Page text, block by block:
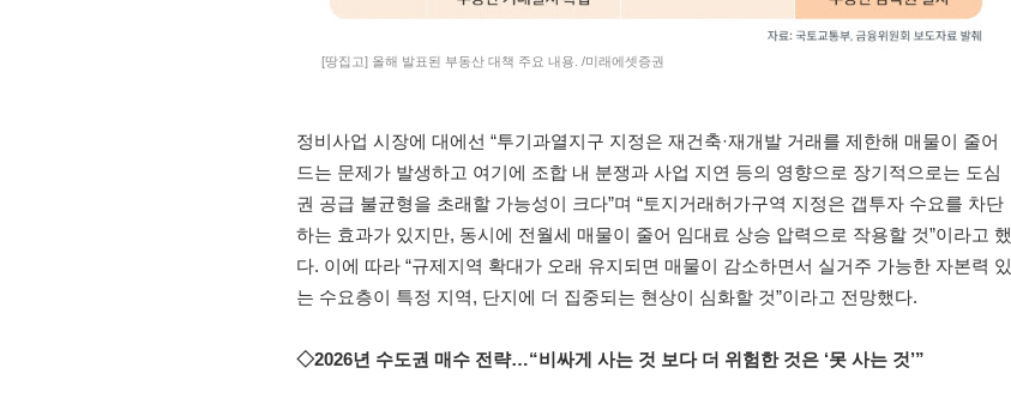
[땅집고] 올해 발표된 부동산 대책 주요 내용. /미래에셋증권
정비사업 시장에 대에선 “투기과열지구 지정은 재건축·재개발 거래를 제한해 매물이 줄어
드는 문제가 발생하고 여기에 조합 내 분쟁과 사업 지연 등의 영향으로 장기적으로는 도심
권 공급 불균형을 초래할 가능성이 크다”며 “토지거래허가구역 지정은 갭투자 수요를 차단
하는 효과가 있지만, 동시에 전월세 매물이 줄어 임대료 상승 압력으로 작용할 것”이라고 했
다. 이에 따라 “규제지역 확대가 오래 유지되면 매물이 감소하면서 실거주 가능한 자본력 있
는 수요층이 특정 지역, 단지에 더 집중되는 현상이 심화할 것”이라고 전망했다.
◇2026년 수도권 매수 전략…“비싸게 사는 것 보다 더 위험한 것은 ‘못 사는 것’”